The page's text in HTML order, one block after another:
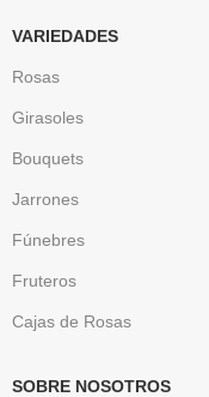
VARIEDADES
Rosas
Girasoles
Bouquets
Jarrones
Fúnebres
Fruteros
Cajas de Rosas
SOBRE NOSOTROS